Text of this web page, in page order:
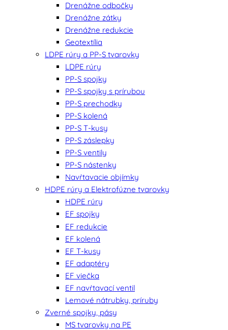
Drenážne odbočky
Drenážne zátky
Drenážne redukcie
Geotextília
LDPE rúry a PP-S tvarovky
LDPE rúry
PP-S spojky
PP-S spojky s prírubou
PP-S prechodky
PP-S kolená
PP-S T-kusy
PP-S záslepky
PP-S ventily
PP-S nástenky
Navŕtavacie objímky
HDPE rúry a Elektrofúzne tvarovky
HDPE rúry
EF spojky
EF redukcie
EF kolená
EF T-kusy
EF adaptéry
EF viečka
EF navŕtavací ventil
Lemové nátrubky, príruby
Zverné spojky, pásy
MS tvarovky na PE